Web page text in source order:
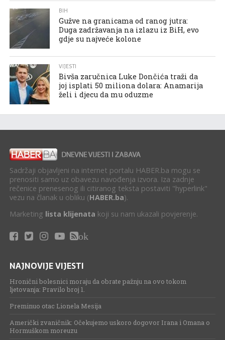
BIH
Gužve na granicama od ranog jutra:
Duga zadržavanja na izlazu iz BiH, evo
gdje su najveće kolone
VIJESTI
Bivša zaručnica Luke Dončića traži da
joj isplati 50 miliona dolara: Anamarija
želi i djecu da mu oduzme
Sadržaji objavljeni na internet portalu HABER.ba mogu se
prenositi samo uz obavezu navođenja izvora. Iza zadnje
rečenice prenesenog ili citiranog teksta postaviti "hyperlink"
vezu na članak u obliku (HABER.ba).
Marketing lista klijenata koji su nam ukazali povjerenje.
ok
NAJNOVIJE VIJESTI
Hronični bolesnici moraju da obrate pažnju na ovo tokom
ljetovanja: Pravilo broj 1.
Preminuo otac Lionela Mesija
Američki zvaničnik: Očekujemo uskoro dogovor Irana i Omana o
Hormuškom moreuzu